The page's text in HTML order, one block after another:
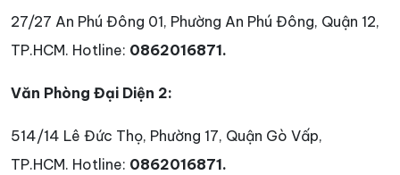
27/27 An Phú Đông 01, Phường An Phú Đông, Quận 12,
TP.HCM. Hotline: 0862016871.
Văn Phòng Đại Diện 2:
514/14 Lê Đức Thọ, Phường 17, Quận Gò Vấp,
TP.HCM. Hotline: 0862016871.